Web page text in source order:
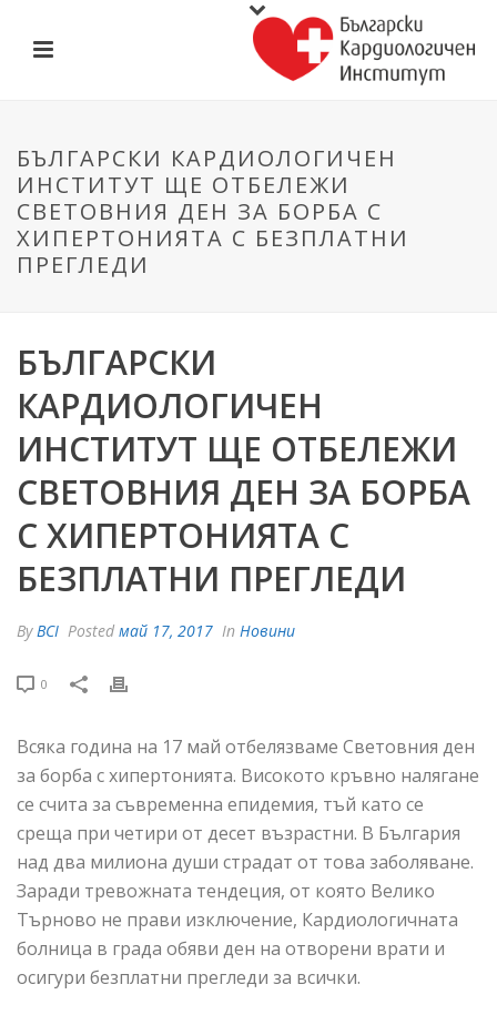
БЪЛГАРСКИ КАРДИОЛОГИЧЕН
ИНСТИТУТ ЩЕ ОТБЕЛЕЖИ
СВЕТОВНИЯ ДЕН ЗА БОРБА С
ХИПЕРТОНИЯТА С БЕЗПЛАТНИ
ПРЕГЛЕДИ
БЪЛГАРСКИ
КАРДИОЛОГИЧЕН
ИНСТИТУТ ЩЕ ОТБЕЛЕЖИ
СВЕТОВНИЯ ДЕН ЗА БОРБА
С ХИПЕРТОНИЯТА С
БЕЗПЛАТНИ ПРЕГЛЕДИ
ByBCI Posted май 17, 2017 In Новини
0
Всяка година на 17 май отбелязваме Световния ден
за борба с хипертонията. Високото кръвно налягане
се счита за съвременна епидемия, тъй като се
среща при четири от десет възрастни. В България
над два милиона души страдат от това заболяване.
Заради тревожната тендеция, от която Велико
Търново не прави изключение, Кардиологичната
болница в града обяви ден на отворени врати и
осигури безплатни прегледи за всички.